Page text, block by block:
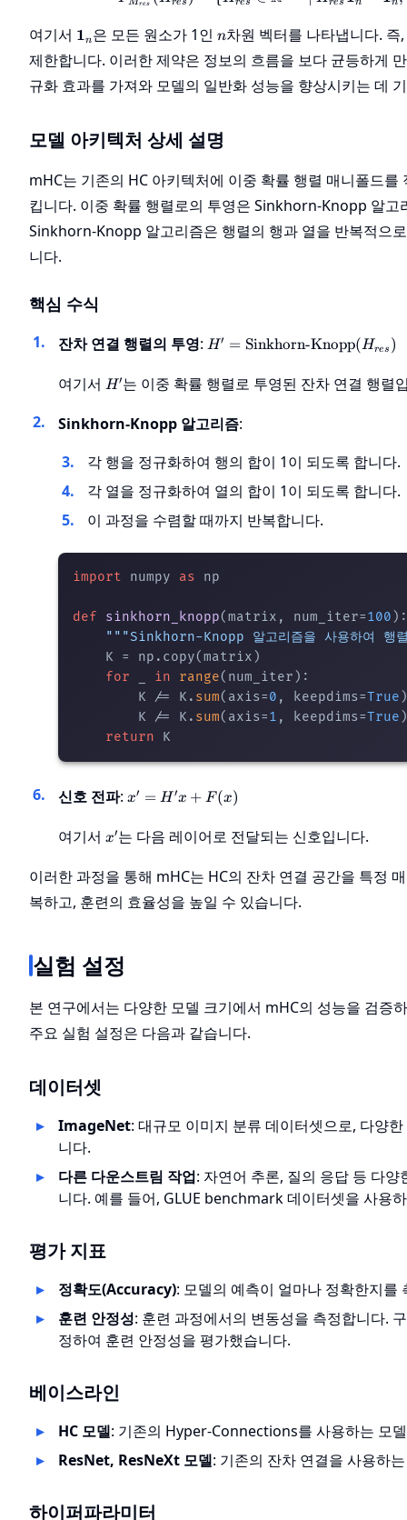
res
여기서 \mathbf{1}_n
1n은 모든 원소가 1인 n
n차원 벡터를 나타냅니다. 즉,
제한합니다. 이러한 제약은 정보의 흐름을 보다 균등하게
규화 효과를 가져와 모델의 일반화 성능을 향상시키는 데
모델 아키텍처 상세 설명
mHC는 기존의 HC 아키텍처에 이중 확률 행렬 매니폴드
킵니다. 이중 확률 행렬로의 투영은 Sinkhorn-Knopp 알고
Sinkhorn-Knopp 알고리즘은 행렬의 행과 열을 반복적으
니다.
핵심 수식
잔차 연결 행렬의 투영: H' =
Knopp}
(H_{res})
H′ = Sinkhorn-Knopp(Hres )
여기서 H'
H′는 이중 확률 행렬로 투영된 잔차 연결 행렬
Sinkhorn-Knopp 알고리즘:
각 행을 정규화하여 행의 합이 1이 되도록 합니다.
각 열을 정규화하여 열의 합이 1이 되도록 합니다.
이 과정을 수렴할 때까지 반복합니다.
import numpy as np
def sinkhorn_knopp(matrix, num_iter=100 ):
"""Sinkhorn-Knopp 알고리즘을 사용하여 행
    K = np.copy(matrix)
for
in range(num_iter):
        K /= K.
sum(axis=0 , keepdims=True )
        K /= K.
sum(axis=1 , keepdims=True )
return
신호 전파: x' =
+
F(x)
x′ = H ′x + F(x)
여기서 x'
x′는 다음 레이어로 전달되는 신호입니다.
이러한 과정을 통해 mHC는 HC의 잔차 연결 공간을 특정
복하고, 훈련의 효율성을 높일 수 있습니다.
실험 설정
본 연구에서는 다양한 모델 크기에서 mHC의 성능을 검증
주요 실험 설정은 다음과 같습니다.
데이터셋
ImageNet: 대규모 이미지 분류 데이터셋으로, 다양
니다.
다른 다운스트림 작업: 자연어 추론, 질의 응답 등 다
니다. 예를 들어, GLUE benchmark 데이터셋을 사용
평가 지표
정확도(Accuracy): 모델의 예측이 얼마나 정확한지를
훈련 안정성: 훈련 과정에서의 변동성을 측정합니다.
정하여 훈련 안정성을 평가했습니다.
베이스라인
HC 모델: 기존의 Hyper-Connections를 사용하는 모
ResNet, ResNeXt 모델: 기존의 잔차 연결을 사용하
하이퍼파라미터